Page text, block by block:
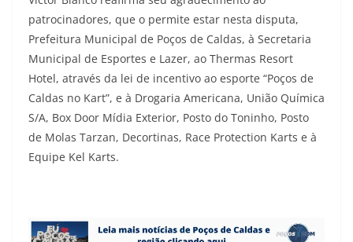
patrocinadores, que o permite estar nesta disputa,
Prefeitura Municipal de Poços de Caldas, à Secretaria
Municipal de Esportes e Lazer, ao Thermas Resort
Hotel, através da lei de incentivo ao esporte “Poços de
Caldas no Kart”, e à Drogaria Americana, União Química
S/A, Box Door Mídia Exterior, Posto do Toninho, Posto
de Molas Tarzan, Decortinas, Race Protection Karts e à
Equipe Kel Karts.